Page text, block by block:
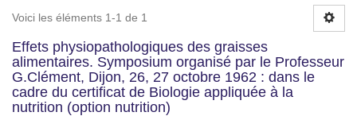
Voici les éléments 1-1 de 1
Effets physiopathologiques des graisses
alimentaires. Symposium organisé par le Professeur
G.Clément, Dijon, 26, 27 octobre 1962 : dans le
cadre du certificat de Biologie appliquée à la
nutrition (option nutrition)